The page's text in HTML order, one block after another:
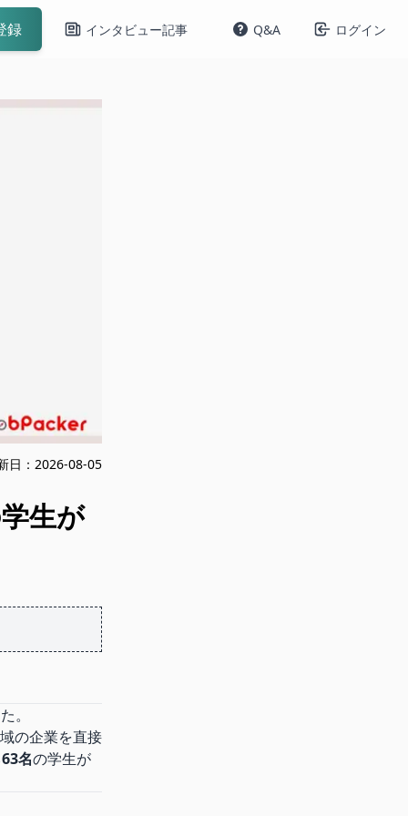
録 インタビュー記事 Q&A ログイン
日： 2026-08-05
生が
。
の企業を直接
名の学生が